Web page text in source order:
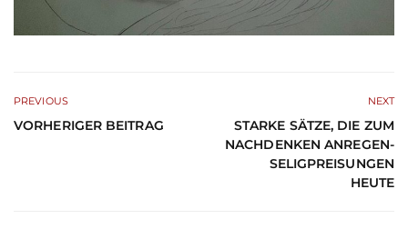
PREVIOUS
VORHERIGER BEITRAG
NEXT
STARKE SÄTZE, DIE ZUM
NACHDENKEN ANREGEN-
SELIGPREISUNGEN
HEUTE